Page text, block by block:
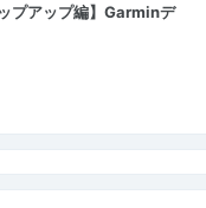
プアップ編】Garminデ